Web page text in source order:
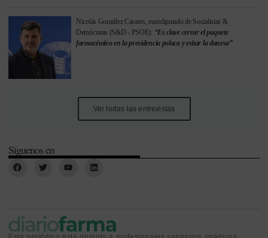
Nicolás González Casares, eurodiputado de Socialistas &
Demócratas (S&D - PSOE): “Es clave cerrar el paquete
farmacéutico en la presidencia polaca y evitar la danesa”
Ver todas las entrevistas
Síguenos en